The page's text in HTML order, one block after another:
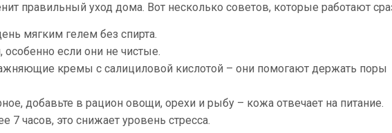
правильный уход дома. Вот несколько советов, которые работают
мягким гелем без спирта.
особенно если они не чистые.
кремы с салициловой кислотой – они помогают держать поры
добавьте в рацион овощи, орехи и рыбу – кожа отвечает на питание.
7 часов, это снижает уровень стресса.